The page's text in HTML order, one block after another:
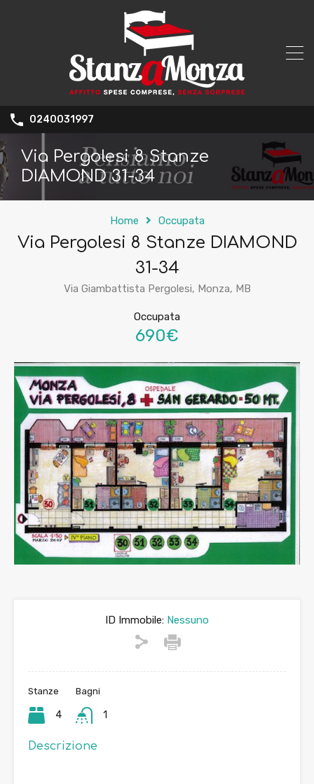
0240031997
Via Pergolesi 8 Stanze
DIAMOND 31-34
Home Occupata
Via Pergolesi 8 Stanze DIAMOND
31-34
Via Giambattista Pergolesi, Monza, MB
Occupata
690€
ID Immobile: Nessuno
Stanze
4
Bagni
1
Descrizione